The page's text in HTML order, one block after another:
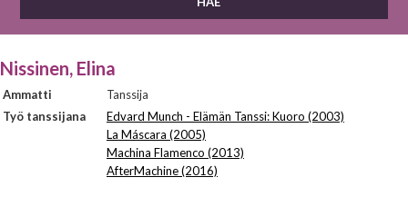
Nissinen, Elina
Ammatti
Tanssija
Työ tanssijana
Edvard Munch - Elämän Tanssi: Kuoro (2003)
La Máscara (2005)
Machina Flamenco (2013)
AfterMachine (2016)